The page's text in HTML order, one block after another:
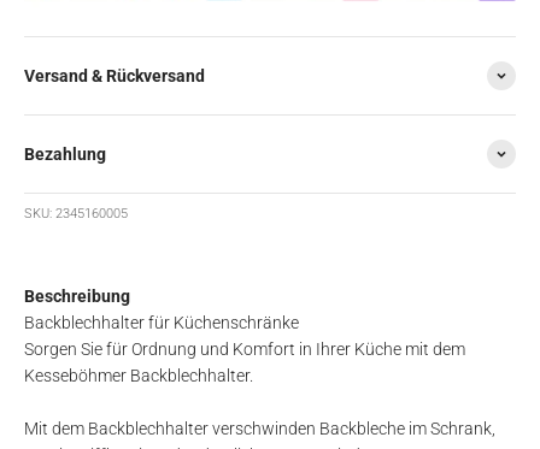
Versand & Rückversand
Bezahlung
SKU: 2345160005
Beschreibung
Backblechhalter für Küchenschränke
Sorgen Sie für Ordnung und Komfort in Ihrer Küche mit dem
Kesseböhmer Backblechhalter.
Mit dem Backblechhalter verschwinden Backbleche im Schrank,